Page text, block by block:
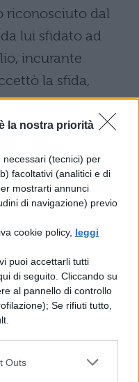
la nostra priorità
(tecnici) per
facoltativi (analitici e di
mostrarti annunci
di navigazione) previo
cookie policy, leggi
puoi accettarli tutti
di seguito. Cliccando su
al pannello di controllo
Se rifiuti tutto,
Outs
riconosciuto dal
lui sfidato ad
incurante
la sfida,
disonore rifiutare il
romano gareggiò
i compagni
il padre
e dinanzi
tu, appunto, T.
all'editto dei
la pena del
è triste ma per
alla
la scure.